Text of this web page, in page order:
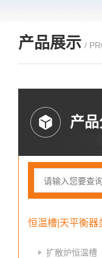
产品展示 /
产
恒温槽|天平衡器
扩散炉恒温槽